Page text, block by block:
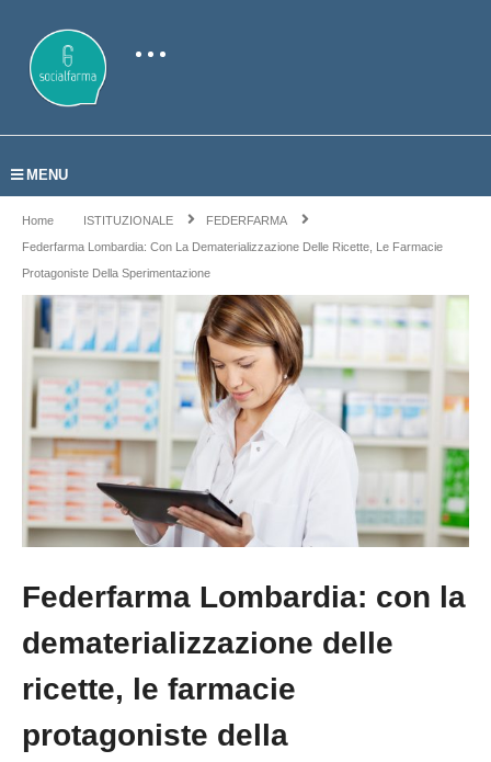
MENU
Home ISTITUZIONALE
FEDERFARMA
Federfarma Lombardia: Con La Dematerializzazione Delle Ricette, Le Farmacie
Protagoniste Della Sperimentazione
Federfarma Lombardia: con la
dematerializzazione delle
ricette, le farmacie
protagoniste della